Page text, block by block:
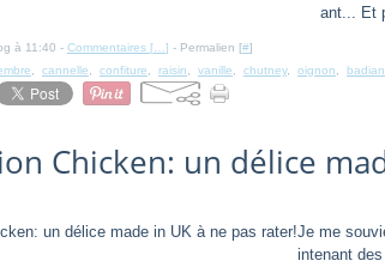
ant... Et
à 11:40 - Commentaires [ ] - Permalien [#]
cannelle confiture raisin vanille chutney, oignon
Chicken: un délice
Je me
intenant